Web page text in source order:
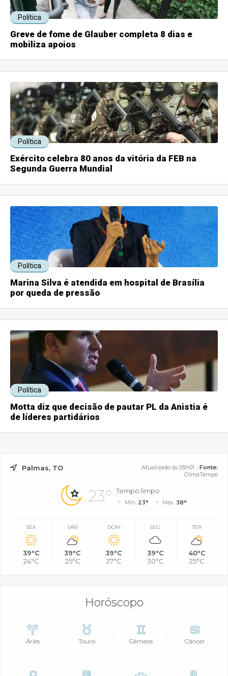
Política
Greve de fome de Glauber completa 8 dias e
mobiliza apoios
Política
Exército celebra 80 anos da vitória da FEB na
Segunda Guerra Mundial
Política
Marina Silva é atendida em hospital de Brasília
por queda de pressão
Política
Motta diz que decisão de pautar PL da Anistia é
de líderes partidários
Palmas, TO Atualizado às 05h01 - Fonte:
ClimaTempo
23° Tempo limpo
Mín. 23° Máx. 38°
SEX
39°C
24°C
SÁB
39°C
25°C
DOM
39°C
27°C
SEG
39°C
30°C
TER
40°C
25°C
Horóscopo
Áries Touro Gêmeos Câncer